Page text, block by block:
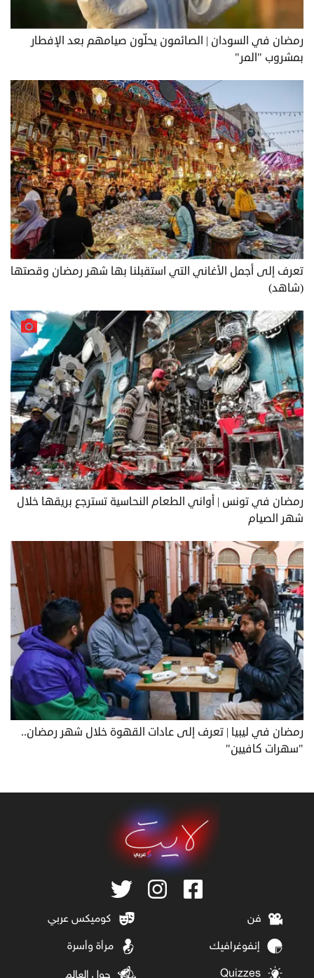
رمضان في السودان | الصائمون يحلّون صيامهم بعد الإفطار
بمشروب "المر"
تعرف إلى أجمل الأغاني التي استقبلنا بها شهر رمضان وقصتها
(شاهد)
رمضان في تونس | أواني الطعام النحاسية تسترجع بريقها خلال
شهر الصيام
رمضان في ليبيا | تعرف إلى عادات القهوة خلال شهر رمضان..
"سهرات كافيين"
فن كوميكس عربي
إنفوغرافيك مرأة وأسرة
Quizzes